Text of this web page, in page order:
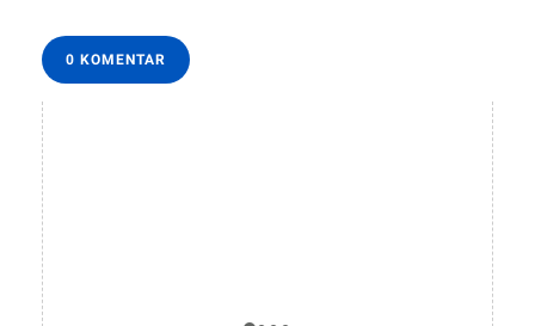
0 KOMENTAR